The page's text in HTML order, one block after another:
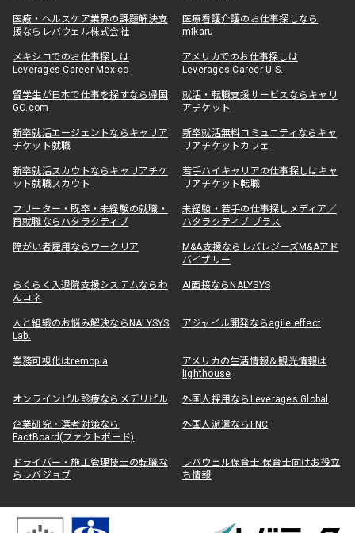
医療・ヘルスケア業界の課題解決支
援ならレバウェル株式会社
医療看護介護のお仕事探しなら
mikaru
メキシコでのお仕事探しは
Leverages Career Mexico
アメリカでのお仕事探しは
Leverages Career U.S.
留学生が日本で仕事を探すなら帰国
GO.com
就活・転職支援サービスならキャリ
アチケット
新卒就活エージェントならキャリア
チケット就職
新卒就活無料コミュニティならキャ
リアチケットカフェ
新卒就活スカウトならキャリアチケ
ット就職スカウト
若手ハイキャリアの仕事探しはキャ
リアチケット転職
フリーター・既卒・未経験の就職・
再就職ならハタラクティブ
未経験・若手の仕事探しメディア／
ハタラクティブ プラス
障がい者雇用ならワークリア
M&A支援ならレバレジーズM&Aアド
バイザリー
らくらく入退院支援システムならわ
んコネ
AI面接ならNALYSYS
人と組織のお悩み解決ならNALYSYS
Lab.
アジャイル開発ならagile effect
業務可視化はremopia
アメリカの生活情報＆観光情報は
lighthouse
オンラインピル診療ならメデリピル 外国人採用ならLeverages Global
企業研究・選考対策なら
FactBoard(ファクトボード)
外国人派遣ならFNC
ドライバー・施工管理技士の転職な
らレバジョブ
レバウェル保育士 保育士向けお役立
ち情報